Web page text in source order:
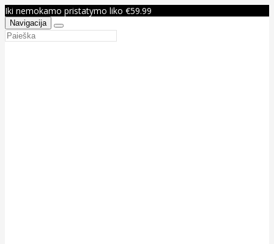
Iki nemokamo pristatymo liko €59.99
Navigacija